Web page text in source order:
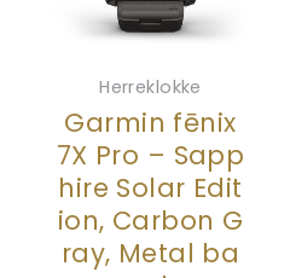
Herreklokke
Garmin fēnix
7X Pro – Sapp
hire Solar Edit
ion, Carbon G
ray, Metal ba